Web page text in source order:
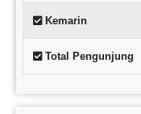
Kemarin
Total Pengunjung